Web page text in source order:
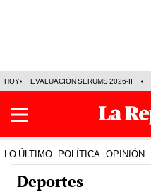
HOY EVALUACIÓN SERUMS 2026-II
LO ÚLTIMO POLÍTICA OPINIÓN
Deportes